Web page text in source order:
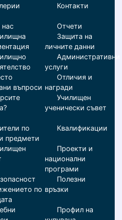
Контакти
нас
Отчети
Защита на
личните данни
Административни
услуги
въпроси
Отличия и
награди
Училищен
ученически съвет
по
предмети
Квалификации
Проекти и
национални
програми
по
Полезни
връзки
Профил на